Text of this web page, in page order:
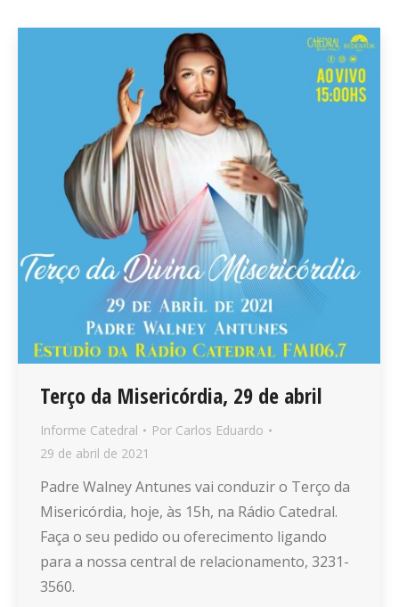
Terço da Misericórdia, 29 de abril
Informe Catedral Por Carlos Eduardo
29 de abril de 2021
Padre Walney Antunes vai conduzir o Terço da
Misericórdia, hoje, às 15h, na Rádio Catedral.
Faça o seu pedido ou oferecimento ligando
para a nossa central de relacionamento, 3231-
3560.